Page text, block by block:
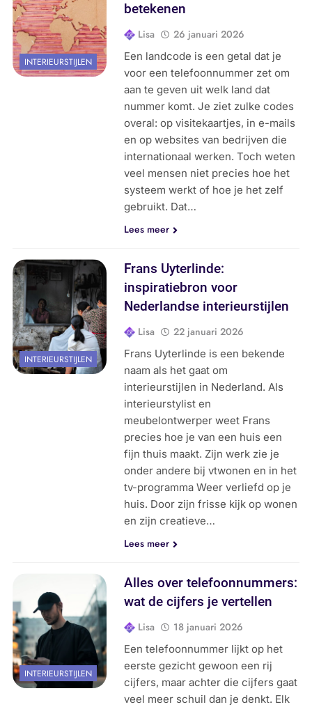
INTERIEURSTIJLEN
betekenen
Lisa 26 januari 2026
Een landcode is een getal dat je
voor een telefoonnummer zet om
aan te geven uit welk land dat
nummer komt. Je ziet zulke codes
overal: op visitekaartjes, in e-mails
en op websites van bedrijven die
internationaal werken. Toch weten
veel mensen niet precies hoe het
systeem werkt of hoe je het zelf
gebruikt. Dat…
Lees meer
INTERIEURSTIJLEN
Frans Uyterlinde:
inspiratiebron voor
Nederlandse interieurstijlen
Lisa 22 januari 2026
Frans Uyterlinde is een bekende
naam als het gaat om
interieurstijlen in Nederland. Als
interieurstylist en
meubelontwerper weet Frans
precies hoe je van een huis een
fijn thuis maakt. Zijn werk zie je
onder andere bij vtwonen en in het
tv-programma Weer verliefd op je
huis. Door zijn frisse kijk op wonen
en zijn creatieve…
Lees meer
INTERIEURSTIJLEN
Alles over telefoonnummers:
wat de cijfers je vertellen
Lisa 18 januari 2026
Een telefoonnummer lijkt op het
eerste gezicht gewoon een rij
cijfers, maar achter die cijfers gaat
veel meer schuil dan je denkt. Elk